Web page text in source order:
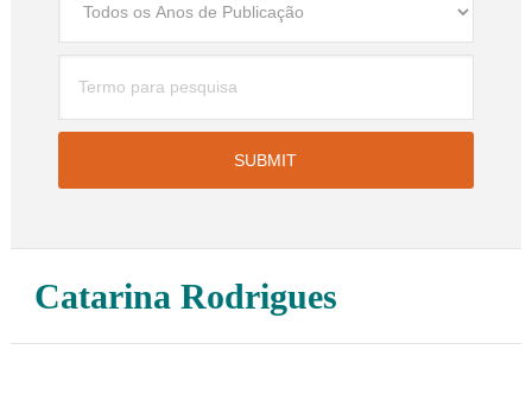
Catarina Rodrigues